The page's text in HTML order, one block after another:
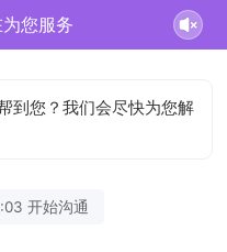
您服务
到您？我们会尽快为您解
开始沟通